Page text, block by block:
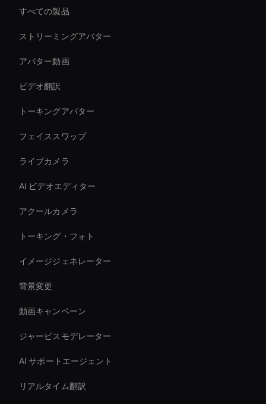
すべての製品
ストリーミングアバター
アバター動画
ビデオ翻訳
トーキングアバター
フェイススワップ
ライブカメラ
AI ビデオエディター
アクールカメラ
トーキング・フォト
イメージジェネレーター
背景変更
動画キャンペーン
ジャービスモデレーター
AI サポートエージェント
リアルタイム翻訳